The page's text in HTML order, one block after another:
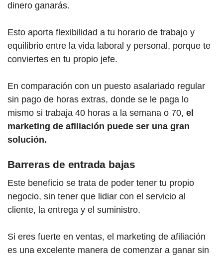
dinero ganarás.
Esto aporta flexibilidad a tu horario de trabajo y
equilibrio entre la vida laboral y personal, porque te
conviertes en tu propio jefe.
En comparación con un puesto asalariado regular
sin pago de horas extras, donde se le paga lo
mismo si trabaja 40 horas a la semana o 70, el
marketing de afiliación puede ser una gran
solución.
Barreras de entrada bajas
Este beneficio se trata de poder tener tu propio
negocio, sin tener que lidiar con el servicio al
cliente, la entrega y el suministro.
Si eres fuerte en ventas, el marketing de afiliación
es una excelente manera de comenzar a ganar sin